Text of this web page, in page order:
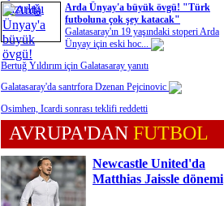
Arda Ünyay'a büyük övgü! "Türk
futboluna çok şey katacak"
Galatasaray'ın 19 yaşındaki stoperi Arda
Ünyay için eski hoc...
Bertuğ Yıldırım için Galatasaray yanıtı
Galatasaray'da santrfora Dzenan Pejcinovic
Osimhen, Icardi sonrası teklifi reddetti
AVRUPA'DAN FUTBOL
Newcastle United'da
Matthias Jaissle dönemi